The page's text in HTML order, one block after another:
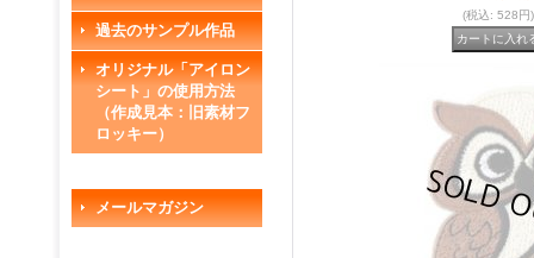
過去のサンプル作品
オリジナル「アイロン
シート」の使用方法
（作成見本：旧素材フ
ロッキー）
メールマガジン
(税込: 528円)